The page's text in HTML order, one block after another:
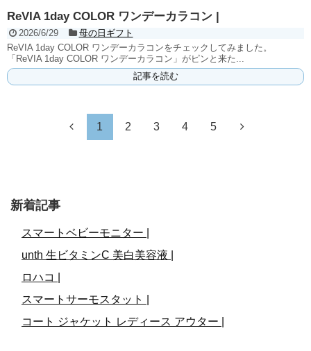
ReVIA 1day COLOR ワンデーカラコン |
2026/6/29
母の日ギフト
ReVIA 1day COLOR ワンデーカラコンをチェックしてみました。
「ReVIA 1day COLOR ワンデーカラコン」がピンと来た...
記事を読む
1 2 3 4 5
新着記事
スマートベビーモニター |
unth 生ビタミンC 美白美容液 |
ロハコ |
スマートサーモスタット |
コート ジャケット レディース アウター |